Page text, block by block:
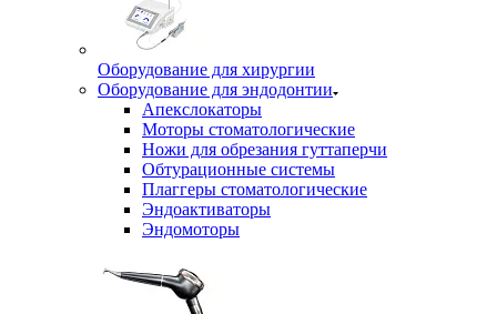
Оборудование для хирургии
Оборудование для эндодонтии
Апекслокаторы
Моторы стоматологические
Ножи для обрезания гуттаперчи
Обтурационные системы
Плаггеры стоматологические
Эндоактиваторы
Эндомоторы